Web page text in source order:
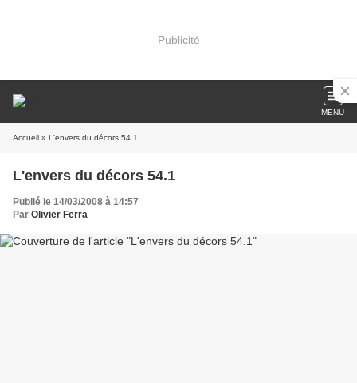
Publicité
MENU
Accueil » L'envers du décors 54.1
L'envers du décors 54.1
Publié le 14/03/2008 à 14:57
Par Olivier Ferra